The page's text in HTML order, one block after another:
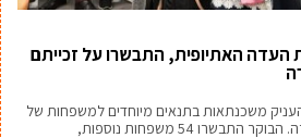
העדה האתיופית, התבשרו על זכייתם
משכנתאות בתנאים מיוחדים למשפחות של
54 משפחות נוספות,